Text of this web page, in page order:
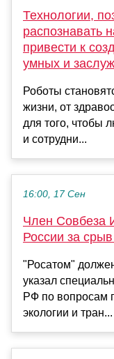
Технологии,
распознавать
привести к
умных и
Роботы
жизни, от
для того, чтобы
и сотрудни...
16:00, 17 Сен
Член Совбеза
России за
"Росатом"
указал
РФ по вопросам
экологии и тран...